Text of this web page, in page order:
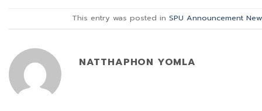
This entry was posted in SPU Announcement New
NATTHAPHON YOMLA